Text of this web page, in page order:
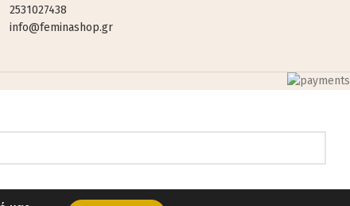
2531027438
info@feminashop.gr